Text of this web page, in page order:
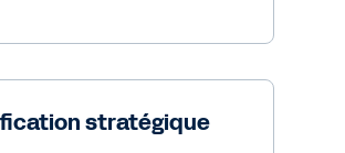
stratégique